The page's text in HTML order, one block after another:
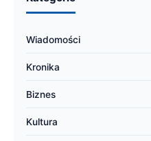
Wiadomości
Kronika
Biznes
Kultura